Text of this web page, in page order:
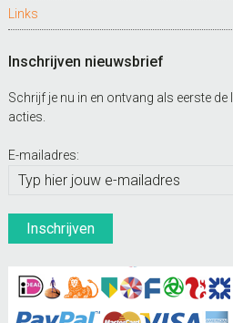
Links
Inschrijven nieuwsbrief
Schrijf je nu in en ontvang als eerste
acties.
E-mailadres: